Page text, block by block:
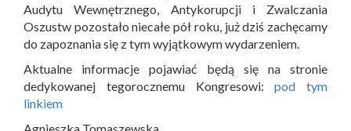
Audytu Wewnętrznego, Antykorupcji i Zwalczania
Oszustw pozostało niecałe pół roku, już dziś zachęcamy
do zapoznania się z tym wyjątkowym wydarzeniem.
Aktualne informacje pojawiać będą się na stronie
dedykowanej tegorocznemu Kongresowi:pod tym
linkiem
Agnieszka Tomaszewska